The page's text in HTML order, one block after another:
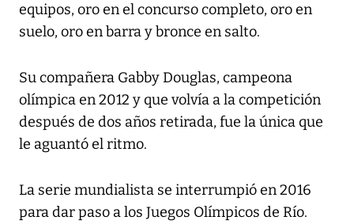
equipos, oro en el concurso completo, oro en
suelo, oro en barra y bronce en salto.
Su compañera Gabby Douglas, campeona
olímpica en 2012 y que volvía a la competición
después de dos años retirada, fue la única que
le aguantó el ritmo.
La serie mundialista se interrumpió en 2016
para dar paso a los Juegos Olímpicos de Río.